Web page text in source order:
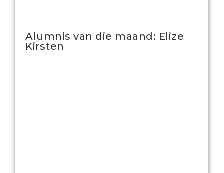
Alumnis van die maand: Elize
Kirsten